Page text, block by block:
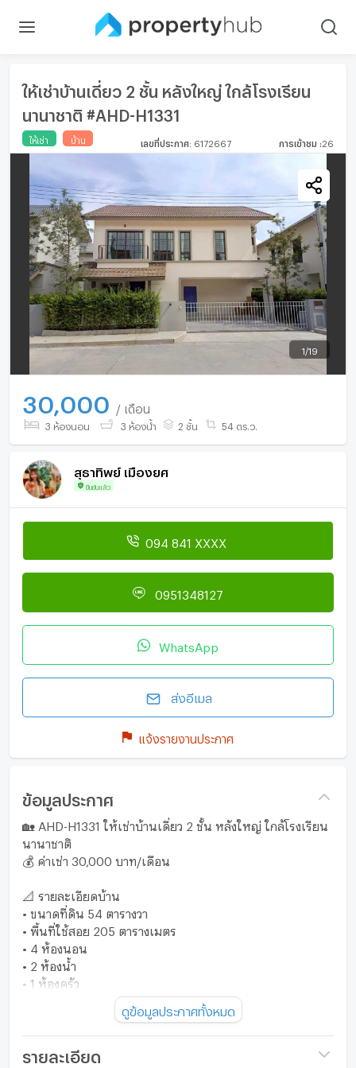
ให้เช่าบ้านเดี่ยว 2 ชั้น หลังใหญ่ ใกล้โรงเรียน
นานาชาติ #AHD-H1331
ให้เช่า บ้าน เลขที่ประกาศ 6172667 การเข้าชม 26
1 /19
30,000 / เดือน
3 ห้องนอน 3 ห้องน้ำ 2 ชั้น 54 ตร.ว.
สุธาทิพย์ เมืองยศ
ยืนยันแล้ว
094 841 XXXX
0951348127
WhatsApp
ส่งอีเมล
แจ้งรายงานประกาศ
ข้อมูลประกาศ
🏡 AHD-H1331 ให้เช่าบ้านเดี่ยว 2 ชั้น หลังใหญ่ ใกล้โรงเรียน
นานาชาติ
💰 ค่าเช่า 30,000 บาท/เดือน
📐 รายละเอียดบ้าน
• ขนาดที่ดิน 54 ตารางวา
• พื้นที่ใช้สอย 205 ตารางเมตร
• 4 ห้องนอน
• 2 ห้องน้ำ
• 1 ห้องครัว
• สัญญาขั้นต่ำ 1 ปี
• เงินประกัน 2 เดือน
ดูข้อมูลประกาศทั้งหมด
รายละเอียด